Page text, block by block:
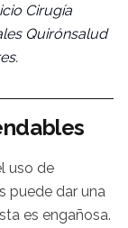
Cirugía
Quirónsalud
uso de
puede dar una
es engañosa.